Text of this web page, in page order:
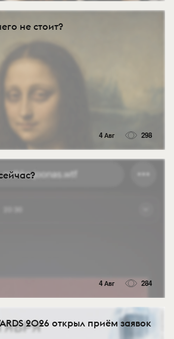
не стоит?
4 Авг 298
4 Авг 284
2026 открыл приём заявок